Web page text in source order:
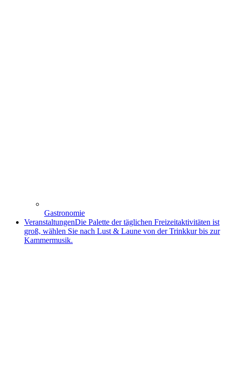
Gastronomie
VeranstaltungenDie Palette der täglichen Freizeitaktivitäten ist
groß, wählen Sie nach Lust & Laune von der Trinkkur bis zur
Kammermusik.